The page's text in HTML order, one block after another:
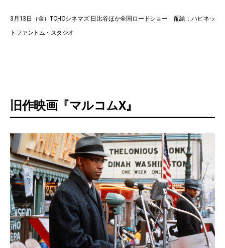
3月13日（金）TOHOシネマズ 日比谷ほか全国ロードショー 配給：ハピネッ
トファントム・スタジオ
旧作映画『マルコムX』